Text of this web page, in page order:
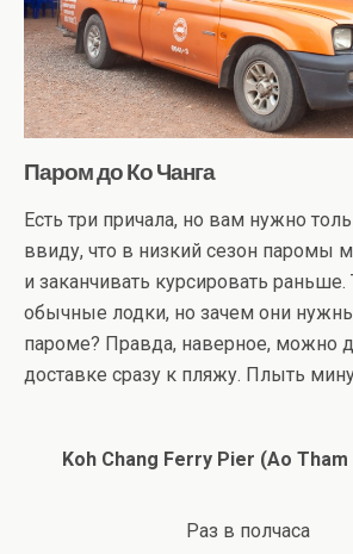
Паром до Ко Чанга
Есть три причала, но вам нужно
ввиду, что в низкий сезон паромы
и заканчивать курсировать раньше.
обычные лодки, но зачем они
пароме? Правда, наверное, можно
доставке сразу к пляжу. Плыть
Koh Chang Ferry Pier (Ao Tham
Раз в полчаса